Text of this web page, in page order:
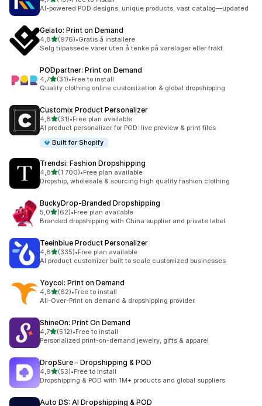
Totalt 19 omtaler
AI-powered POD designs, unique products, vast catalog—updated
Gelato: Print on Demand
4,8av 5 stjerner
(976)
Totalt 976 omtaler
•Gratis å installere
Selg tilpassede varer uten å tenke på varelager eller frakt
PODpartner: Print on Demand
4,7av 5 stjerner
(31)
Totalt 31 omtaler
•Free to install
Quality clothing online customization & global dropshipping
Customix Product Personalizer
4,8av 5 stjerner
(31)
Totalt 31 omtaler
•Free plan available
AI product personalizer for POD: live preview & print files
Built for Shopify
Trendsi: Fashion Dropshipping
4,8av 5 stjerner
(1 700)
Totalt 1700 omtaler
•Free plan available
Dropship, wholesale & sourcing high quality fashion clothing
BuckyDrop‑Branded Dropshipping
5,0av 5 stjerner
(62)
Totalt 62 omtaler
•Free plan available
Branded dropshipping with China supplier and private label.
Teeinblue Product Personalizer
4,8av 5 stjerner
(335)
Totalt 335 omtaler
•Free plan available
AI product customizer built to scale customized businesses
Yoycol: Print on Demand
4,6av 5 stjerner
(62)
Totalt 62 omtaler
•Free to install
All-Over-Print on demand & dropshipping provider.
ShineOn: Print On Demand
4,7av 5 stjerner
(512)
Totalt 512 omtaler
•Free to install
Personalized print-on-demand jewelry, gifts & apparel
DropSure ‑ Dropshipping & POD
4,9av 5 stjerner
(53)
Totalt 53 omtaler
•Free to install
Dropshipping & POD with 1M+ products and global suppliers
Auto DS: AI Dropshipping & POD